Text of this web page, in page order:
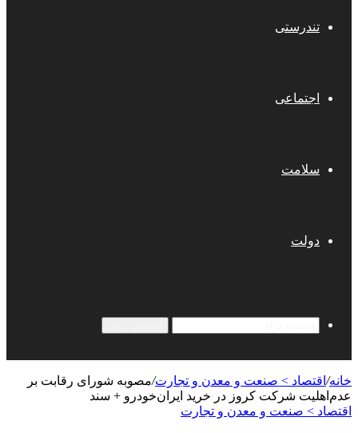
تندرستی
اجتماعی
سلامت
دولت
خانه/ اقتصاد > صنعت و معدن و تجارت/مصوبه شورای رقابت بر
عدم‌اهلیت شرکت کروز در خرید ایران‌خودرو + سند
اقتصاد > صنعت و معدن و تجارت